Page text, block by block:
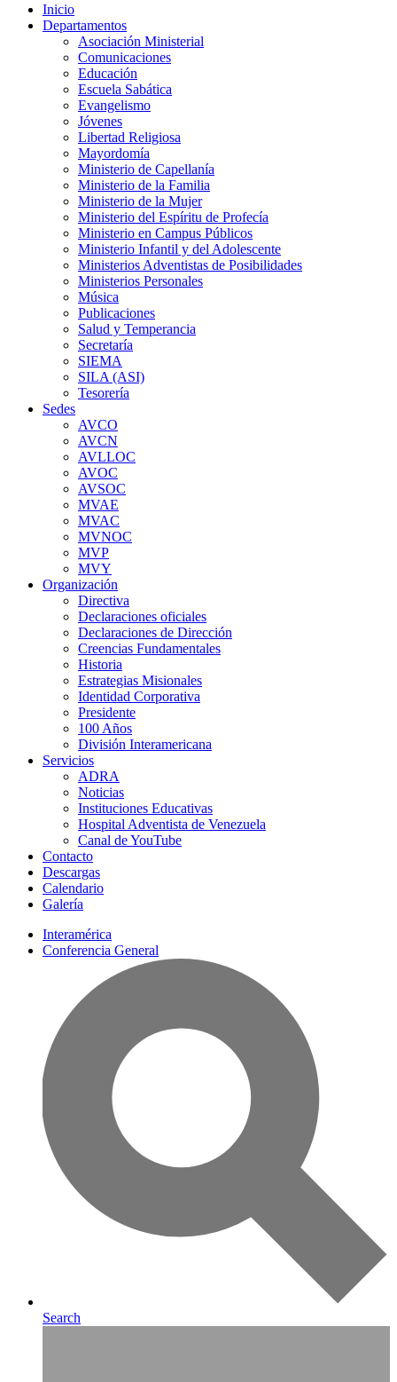
Inicio
Departamentos
Asociación Ministerial
Comunicaciones
Educación
Escuela Sabática
Evangelismo
Jóvenes
Libertad Religiosa
Mayordomía
Ministerio de Capellanía
Ministerio de la Familia
Ministerio de la Mujer
Ministerio del Espíritu de Profecía
Ministerio en Campus Públicos
Ministerio Infantil y del Adolescente
Ministerios Adventistas de Posibilidades
Ministerios Personales
Música
Publicaciones
Salud y Temperancia
Secretaría
SIEMA
SILA (ASI)
Tesorería
Sedes
AVCO
AVCN
AVLLOC
AVOC
AVSOC
MVAE
MVAC
MVNOC
MVP
MVY
Organización
Directiva
Declaraciones oficiales
Declaraciones de Dirección
Creencias Fundamentales
Historia
Estrategias Misionales
Identidad Corporativa
Presidente
100 Años
División Interamericana
Servicios
ADRA
Noticias
Instituciones Educativas
Hospital Adventista de Venezuela
Canal de YouTube
Contacto
Descargas
Calendario
Galería
Interamérica
Conferencia General
Search